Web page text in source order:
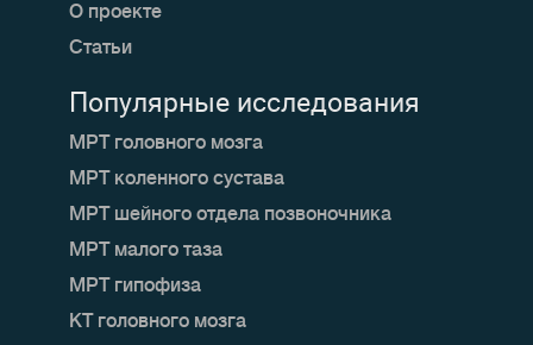
О проекте
Статьи
Популярные исследования
МРТ головного мозга
МРТ коленного сустава
МРТ шейного отдела позвоночника
МРТ малого таза
МРТ гипофиза
КТ головного мозга